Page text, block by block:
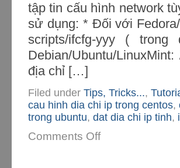
tập tin cấu hình network
sử dụng: * Đối với
scripts/ifcfg-yyy (
Debian/Ubuntu/
địa chỉ […]
Filed under Tips, Tricks...,
cau hinh dia chi ip trong centos,
trong ubuntu, dat dia chi ip tinh,
Comments Off